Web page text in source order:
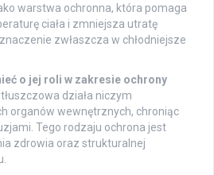
warstwa ochronna, która pomaga
ciała i zmniejsza utratę
zwłaszcza w chłodniejsze
o jej roli w zakresie ochrony
tłuszczowa działa niczym
organów wewnętrznych, chroniąc
Tego rodzaju ochrona jest
zdrowia oraz strukturalnej